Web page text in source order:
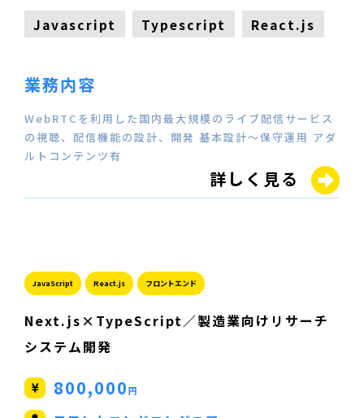
Javascript Typescript React.js
業務内容
WebRTCを利用した国内最大規模のライブ配信サービス
の視聴、配信機能の設計、開発 基本設計～保守運用 アダ
ルトコンテンツ有
詳しく見る
JavaScript React.js フロントエンド
Next.js×TypeScript／製造業向けリサーチ
システム開発
800,000円